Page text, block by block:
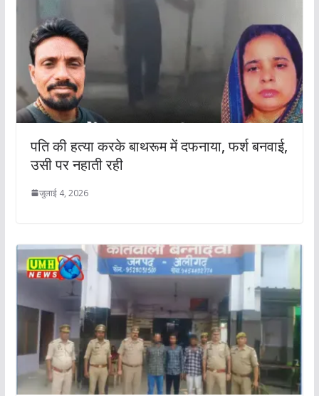
पति की हत्या करके बाथरूम में दफनाया, फर्श बनवाई,
उसी पर नहाती रही
जुलाई 4, 2026